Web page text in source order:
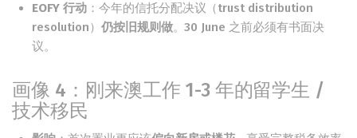
EOFY 行动：今年的信托分配决议（trust distribution
resolution） 仍按旧规则做。30 June 之前必须有书面决
议。
画像 4：刚来澳工作 1-3 年的留学生 /
技术移民